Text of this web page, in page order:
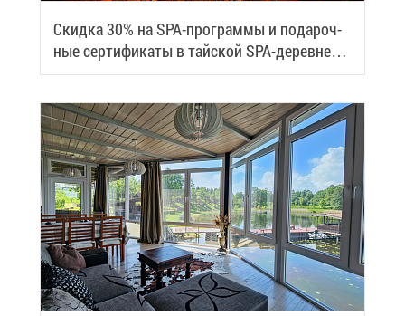
Скид­ка 30% на SPA-про­грам­мы и по­да­роч­
ные сер­ти­фи­ка­ты в тай­ской SPA-де­ревне
Samui